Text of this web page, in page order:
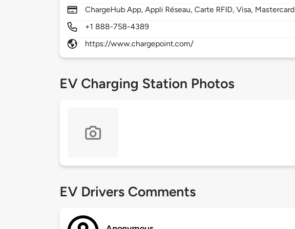
ChargeHub App, Appli Réseau, Carte RFID, Visa, Mastercard
+1 888-758-4389
https://www.chargepoint.com/
EV Charging Station Photos
EV Drivers Comments